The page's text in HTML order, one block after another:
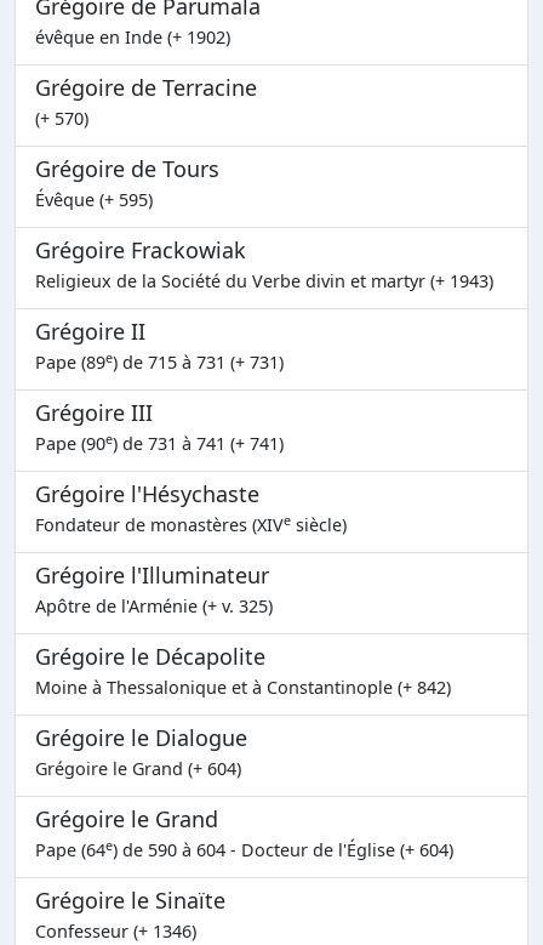
Grégoire de Parumala
évêque en Inde (+ 1902)
Grégoire de Terracine
(+ 570)
Grégoire de Tours
Évêque (+ 595)
Grégoire Frackowiak
Religieux de la Société du Verbe divin et martyr (+ 1943)
Grégoire II
Pape (89e) de 715 à 731 (+ 731)
Grégoire III
Pape (90e) de 731 à 741 (+ 741)
Grégoire l'Hésychaste
Fondateur de monastères (XIVe siècle)
Grégoire l'Illuminateur
Apôtre de l'Arménie (+ v. 325)
Grégoire le Décapolite
Moine à Thessalonique et à Constantinople (+ 842)
Grégoire le Dialogue
Grégoire le Grand (+ 604)
Grégoire le Grand
Pape (64e) de 590 à 604 - Docteur de l'Église (+ 604)
Grégoire le Sinaïte
Confesseur (+ 1346)